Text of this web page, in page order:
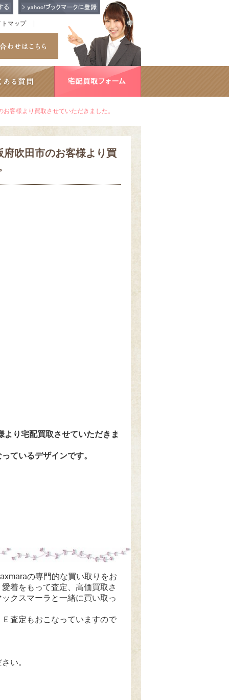
トマップ
客様より買取させていただきました。
吹田市のお客様より買
り宅配買取させていただきま
ているデザインです。
の専門的な買い取りをお
着をもって査定、高価買取さ
クスマーラと一緒に買い取っ
査定もおこなっていますので
い。